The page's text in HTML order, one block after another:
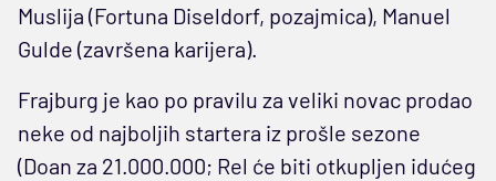
Muslija (Fortuna Diseldorf, pozajmica), Manuel
Gulde (završena karijera).
Frajburg je kao po pravilu za veliki novac prodao
neke od najboljih startera iz prošle sezone
(Doan za 21.000.000; Rel će biti otkupljen idućeg